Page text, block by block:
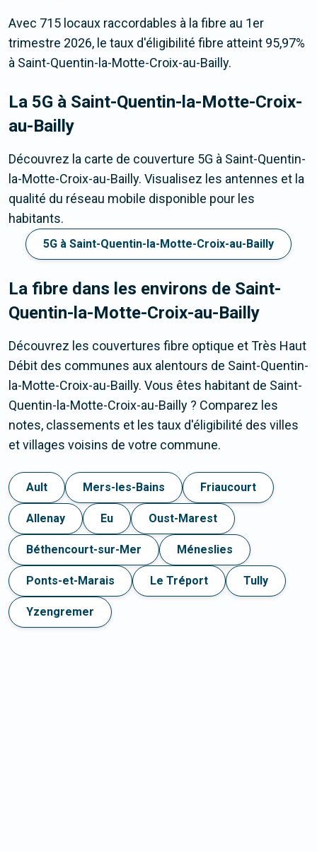
Avec 715 locaux raccordables à la fibre au 1er
trimestre 2026, le taux d'éligibilité fibre atteint 95,97%
à Saint-Quentin-la-Motte-Croix-au-Bailly.
La 5G à Saint-Quentin-la-Motte-Croix-
au-Bailly
Découvrez la carte de couverture 5G à Saint-Quentin-
la-Motte-Croix-au-Bailly. Visualisez les antennes et la
qualité du réseau mobile disponible pour les
habitants.
5G à Saint-Quentin-la-Motte-Croix-au-Bailly
La fibre dans les environs de Saint-
Quentin-la-Motte-Croix-au-Bailly
Découvrez les couvertures fibre optique et Très Haut
Débit des communes aux alentours de Saint-Quentin-
la-Motte-Croix-au-Bailly. Vous êtes habitant de Saint-
Quentin-la-Motte-Croix-au-Bailly ? Comparez les
notes, classements et les taux d'éligibilité des villes
et villages voisins de votre commune.
Ault Mers-les-Bains Friaucourt
Allenay Eu Oust-Marest
Béthencourt-sur-Mer Méneslies
Ponts-et-Marais Le Tréport Tully
Yzengremer